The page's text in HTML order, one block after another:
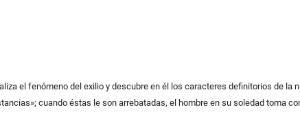
el fenómeno del exilio y descubre en él los caracteres definitorios de la
cuando éstas le son arrebatadas, el hombre en su soledad toma